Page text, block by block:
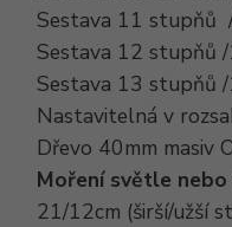
Sestava 11 stupňů
Sestava 12 stupňů
Sestava 13 stupňů
Nastavitelná v
Dřevo 40mm masiv
Moření světle
21/12cm (širší/užší